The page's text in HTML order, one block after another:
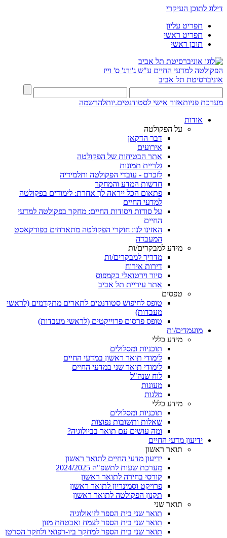
דילוג לתוכן העיקרי
תפריט עליון
תפריט ראשי
תוכן ראשי
הפקולטה למדעי החיים ע"ש ג'ורג' ס' וייז
אוניברסיטת תל אביב
מערכת פניותאזור אישי לסטודנטים.יותלהרשמה
אודות
על הפקולטה
דבר הדקאן
אירועים
אתר הבטיחות של הפקולטה
גלריית תמונות
לזכרם - עובדי הפקולטה ותלמידיה
חדשות המדע והמחקר
פתאום הכל ייראה לך אחרת: לימודים בפקולטה
למדעי החיים
על סודות ויסודות החיים: מחקר בפקולטה למדעי
החיים
האזינו לנו: חוקרי הפקולטה מתארחים בפודקאסט
המעבדה
מידע למבקרים/ות
מדריך למבקרים/ות
דירות אירוח
סיור וירטואלי בקמפוס
אתר עיריית תל אביב
טפסים
טופס לחיפוש סטודנטים לתארים מתקדמים (לראשי
מעבדות)
טופס פרסום פרוייקטים (לראשי מעבדות)
מועמדים/ות
מידע כללי
תוכניות ומסלולים
לימודי תואר ראשון במדעי החיים
לימודי תואר שני במדעי החיים
לוח שנה"ל
מעונות
מלגות
מידע כללי
תוכניות ומסלולים
שאלות ותשובות נפוצות
ומה עושים עם תואר בביולוגיה?
ידיעון מדעי החיים
תואר ראשון
ידיעון מדעי החיים לתואר ראשון
מערכת שעות לתשפ"ה 2024/2025
קורסי בחירה לתואר ראשון
פרויקט וסמינריון לתואר ראשון
תקנון הפקולטה לתואר ראשון
תואר שני
תואר שני בית הספר לזואולוגיה
תואר שני בית הספר לצמח ואבטחת מזון
תואר שני בית הספר למחקר ביו-רפואי ולחקר הסרטן